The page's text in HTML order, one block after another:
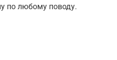
по любому поводу.